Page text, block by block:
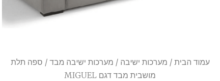
עמוד הבית / מערכות ישיבה / מערכות ישיבה מבד / ספה תלת
מושבית מבד דגם MIGUEL